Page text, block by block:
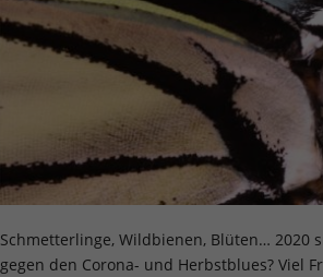
Schmetterlinge, Wildbienen, Blüten… 2020
gegen den Corona- und Herbstblues? Viel
Wir
und
Hier
Ihre